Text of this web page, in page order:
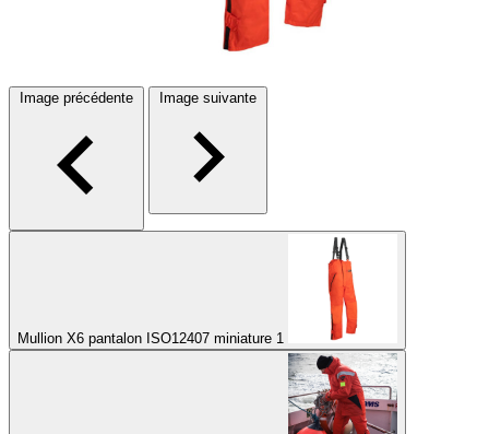
Image précédente Image suivante
Mullion X6 pantalon ISO12407 miniature 1